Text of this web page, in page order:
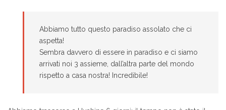
Abbiamo tutto questo paradiso assolato che ci
aspetta!
Sembra davvero di essere in paradiso e ci siamo
arrivati noi 3 assieme, dall’altra parte del mondo
rispetto a casa nostra! Incredibile!